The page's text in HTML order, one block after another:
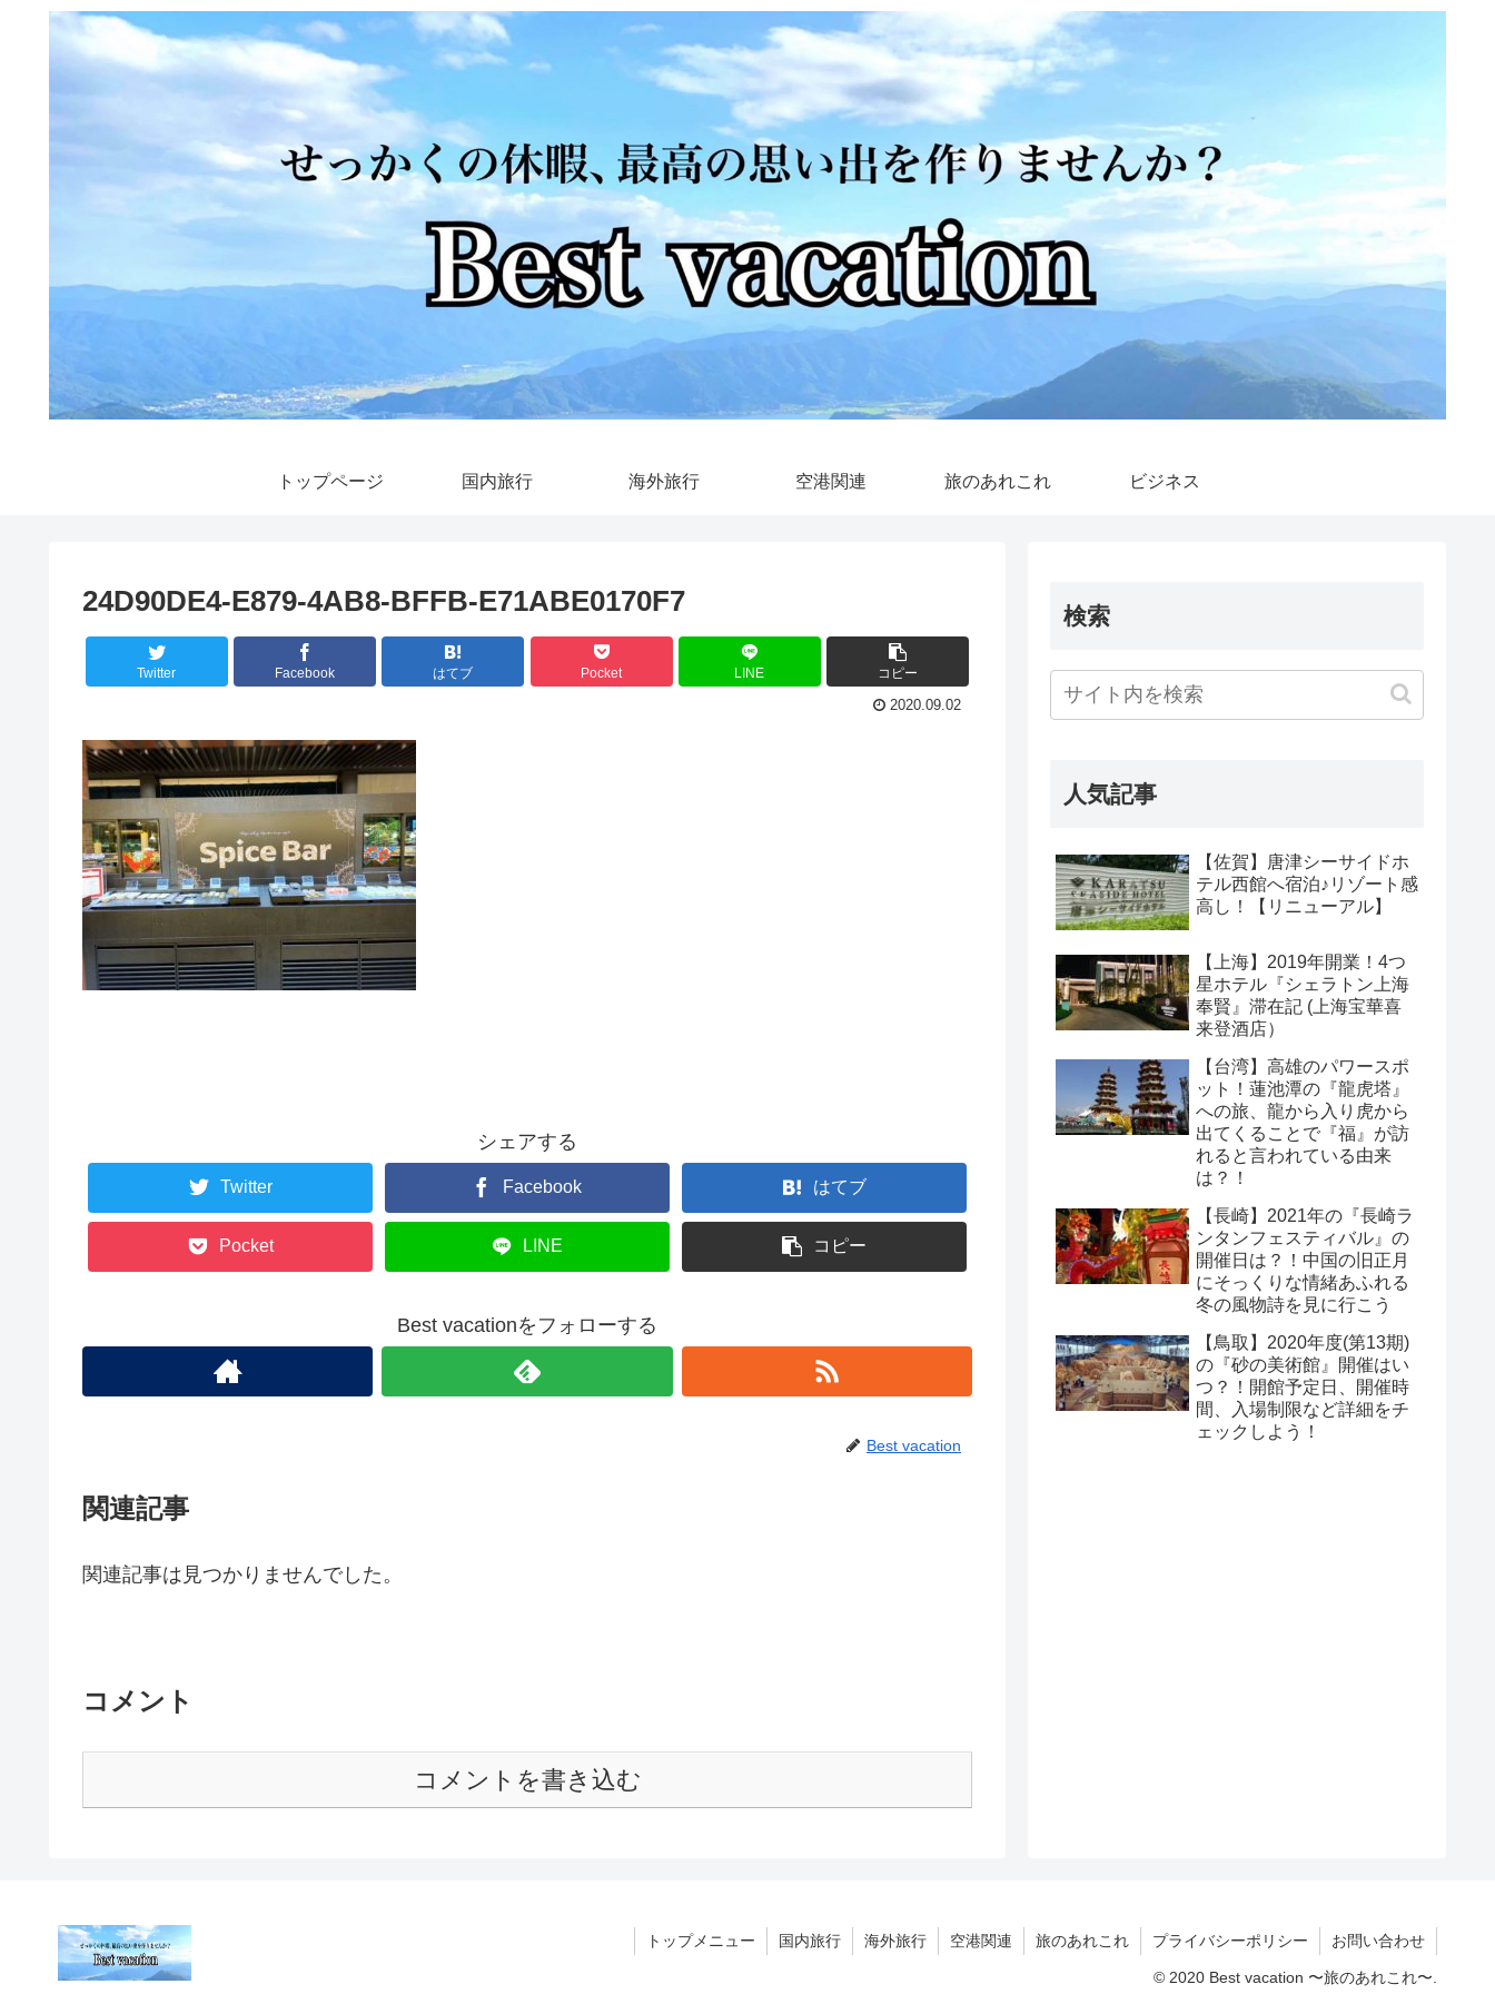
トップページ 国内旅行 海外旅行 空港関連 旅のあれこれ ビジネス
24D90DE4-E879-4AB8-BFFB-E71ABE0170F7
Twitter Facebook はてブ Pocket LINE コピー
2020.09.02
シェアする
Twitter Facebook はてブ
Pocket LINE コピー
Best vacationをフォローする
Best vacation
関連記事
関連記事は見つかりませんでした。
コメント
コメントを書き込む
検索
人気記事
【佐賀】唐津シーサイドホ
テル西館へ宿泊♪リゾート感
高し！【リニューアル】
【上海】2019年開業！4つ
星ホテル『シェラトン上海
奉賢』滞在記 (上海宝華喜
来登酒店）
【台湾】高雄のパワースポ
ット！蓮池潭の『龍虎塔』
への旅、龍から入り虎から
出てくることで『福』が訪
れると言われている由来
は？！
【長崎】2021年の『長崎ラ
ンタンフェスティバル』の
開催日は？！中国の旧正月
にそっくりな情緒あふれる
冬の風物詩を見に行こう
【鳥取】2020年度(第13期)
の『砂の美術館』開催はい
つ？！開館予定日、開催時
間、入場制限など詳細をチ
ェックしよう！
トップメニュー 国内旅行 海外旅行 空港関連 旅のあれこれ プライバシーポリシー お問い合わせ
© 2020 Best vacation 〜旅のあれこれ〜.